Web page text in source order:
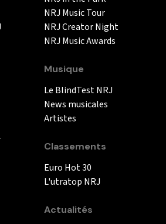
NRJ Music Tour
NRJ Creator Night
NRJ Music Awards
Musique
Le BlindTest NRJ
News musicales
Artistes
Classements
Euro Hot 30
L'utratop NRJ
Actualités